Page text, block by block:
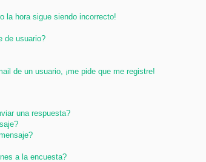
la hora sigue siendo incorrecto!
de usuario?
de un usuario, ¡me pide que me registre!
una respuesta?
a la encuesta?